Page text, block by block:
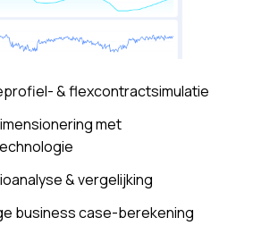
& flexcontractsimulatie
met
& vergelijking
business case-berekening